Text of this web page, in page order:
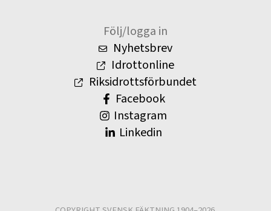
Följ/logga in
Nyhetsbrev
Idrottonline
Riksidrottsförbundet
Facebook
Instagram
Linkedin